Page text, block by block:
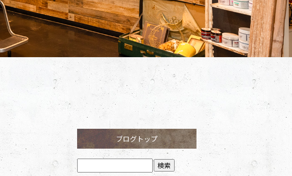
ブログトップ